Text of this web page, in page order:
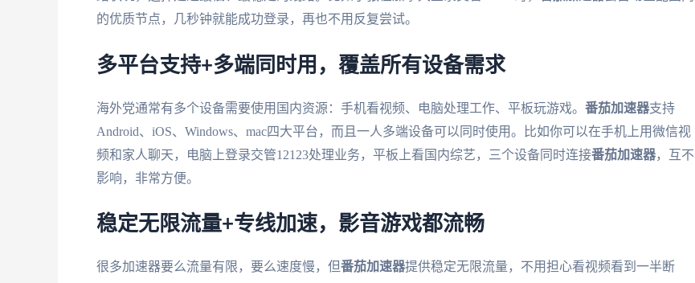
的优质节点，几秒钟就能成功登录，再也不用反复尝试。
多平台支持+多端同时用，覆盖所有设备需求
海外党通常有多个设备需要使用国内资源：手机看视频、电脑处理工作、平板玩游戏。 番茄加速器支持
Android、iOS、Windows、mac四大平台，而且一人多端设备可以同时使用。比如你可以在手机上用微信视
频和家人聊天，电脑上登录交管12123处理业务，平板上看国内综艺，三个设备同时连接番茄加速器，互不
影响，非常方便。
稳定无限流量+专线加速，影音游戏都流畅
很多加速器要么流量有限，要么速度慢，但番茄加速器提供稳定无限流量，不用担心看视频看到一半断